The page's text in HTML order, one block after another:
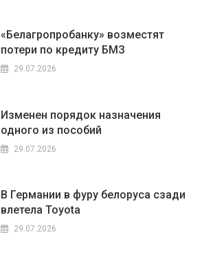
«Белагропробанку» возместят
потери по кредиту БМЗ
29.07.2026
Изменен порядок назначения
одного из пособий
29.07.2026
В Германии в фуру белоруса сзади
влетела Toyota
29.07.2026